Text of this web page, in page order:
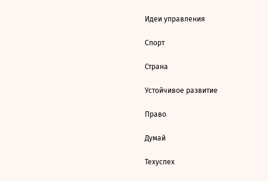
Идеи управления
Спорт
Страна
Устойчивое развитие
Право
Думай
Техуспех